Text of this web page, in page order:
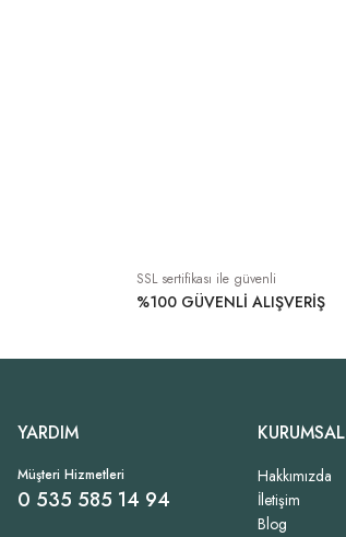
SSL sertifikası ile güvenli
%100 GÜVENLİ ALIŞVERİŞ
YARDIM
Müşteri Hizmetleri
0 535 585 14 94
KURUMSAL
Hakkımızda
İletişim
Blog